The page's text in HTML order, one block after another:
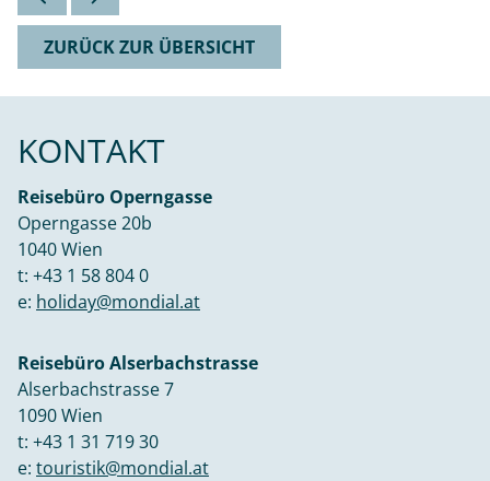
ZURÜCK ZUR ÜBERSICHT
KONTAKT
Reisebüro Operngasse
Operngasse 20b
1040 Wien
t: +43 1 58 804 0
e: holiday@mondial.at
Reisebüro Alserbachstrasse
Alserbachstrasse 7
1090 Wien
t: +43 1 31 719 30
e: touristik@mondial.at